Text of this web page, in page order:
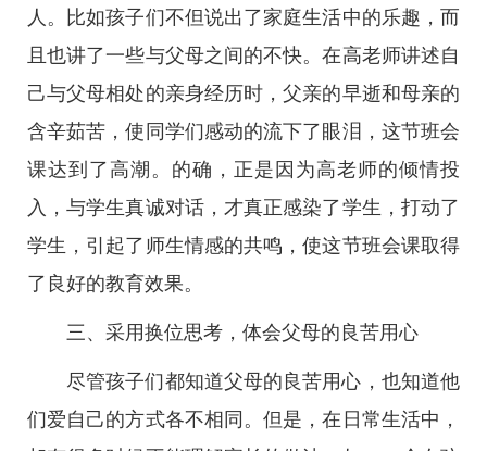
人。比如孩子们不但说出了家庭生活中的乐趣，而
且也讲了一些与父母之间的不快。在高老师讲述自
己与父母相处的亲身经历时，父亲的早逝和母亲的
含辛茹苦，使同学们感动的流下了眼泪，这节班会
课达到了高潮。的确，正是因为高老师的倾情投
入，与学生真诚对话，才真正感染了学生，打动了
学生，引起了师生情感的共鸣，使这节班会课取得
了良好的教育效果。
三、采用换位思考，体会父母的良苦用心
尽管孩子们都知道父母的良苦用心，也知道他
们爱自己的方式各不相同。但是，在日常生活中，